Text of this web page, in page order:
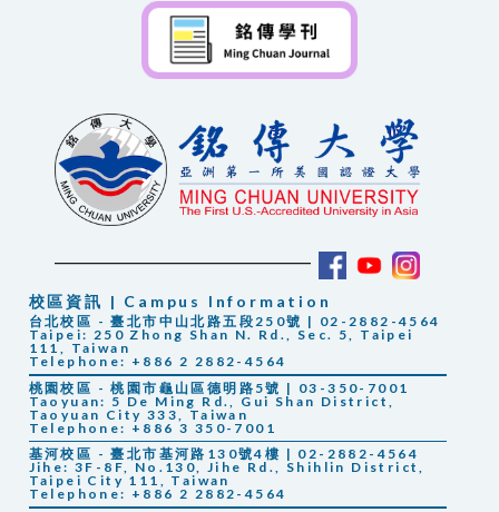
校區資訊 | Campus Information
台北校區 - 臺北市中山北路五段250號 | 02-2882-4564
Taipei: 250 Zhong Shan N. Rd., Sec. 5, Taipei
111, Taiwan
Telephone: +886 2 2882-4564
桃園校區 - 桃園市龜山區德明路5號 | 03-350-7001
Taoyuan: 5 De Ming Rd., Gui Shan District,
Taoyuan City 333, Taiwan
Telephone: +886 3 350-7001
基河校區 - 臺北市基河路130號4樓 | 02-2882-4564
Jihe: 3F-8F, No.130, Jihe Rd., Shihlin District,
Taipei City 111, Taiwan
Telephone: +886 2 2882-4564